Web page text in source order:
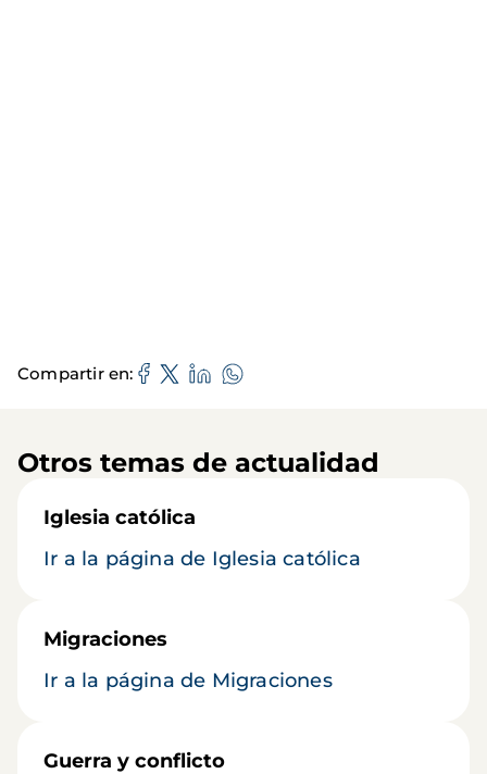
Compartir en
Otros temas de actualidad
Iglesia católica
Ir a la página de Iglesia católica
Migraciones
Ir a la página de Migraciones
Guerra y conflicto